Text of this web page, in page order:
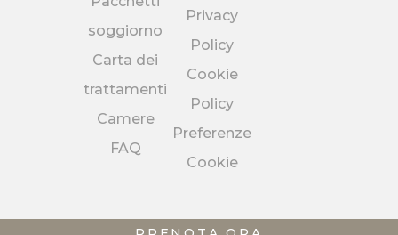
soggiorno
Carta dei
trattamenti
Camere
FAQ
Privacy
Policy
Cookie
Policy
Preferenze
Cookie